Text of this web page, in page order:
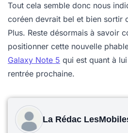
Tout cela semble donc nous
coréen devrait bel et bien sortir
Plus. Reste désormais à savoir
positionner cette nouvelle
Galaxy Note 5 qui est quant à
rentrée prochaine.
La Rédac